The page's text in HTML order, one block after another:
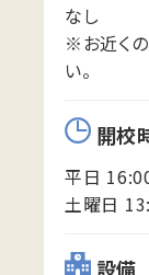
なし
※お近く
い。
開校
平日
土曜日
設備